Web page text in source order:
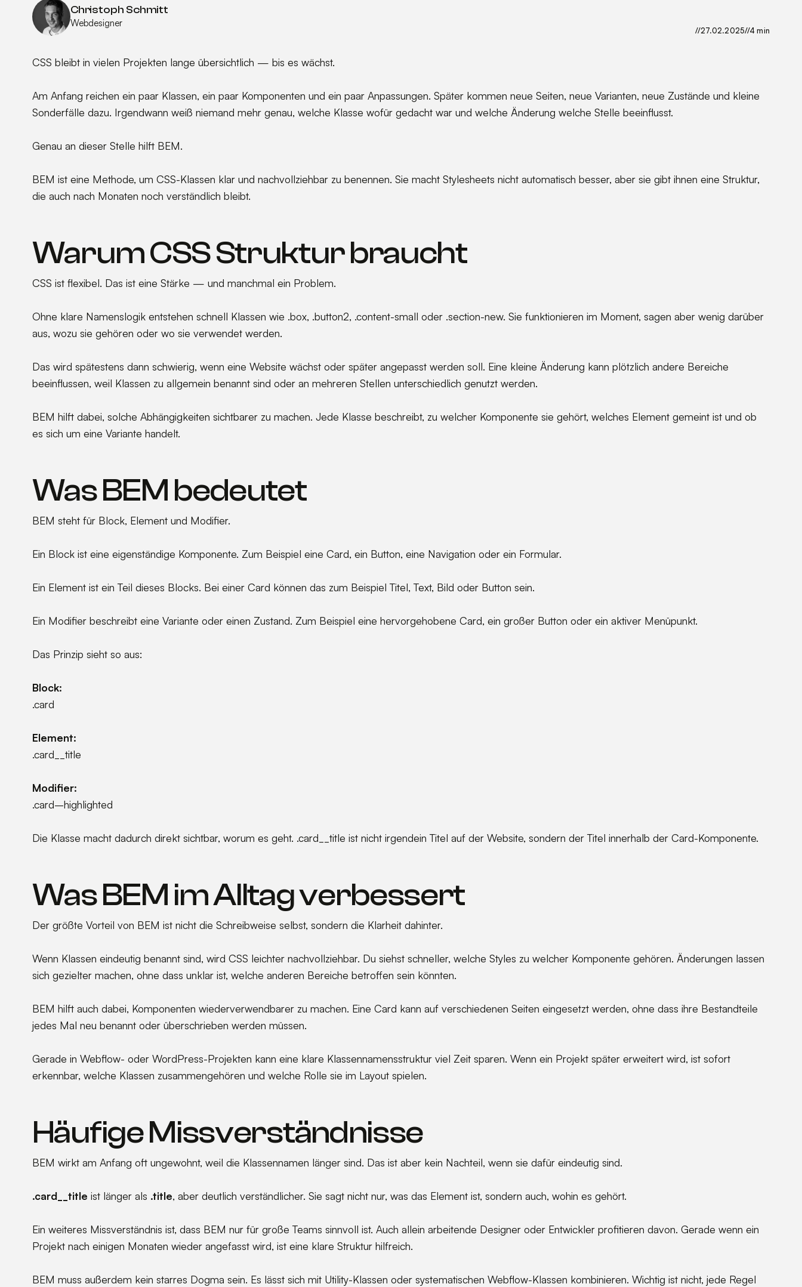
Christoph Schmitt
Webdesigner
//27.02.2025//4 min
CSS bleibt in vielen Projekten lange übersichtlich — bis es wächst.
Am Anfang reichen ein paar Klassen, ein paar Komponenten und ein paar Anpassungen. Später kommen neue Seiten, neue Varianten, neue Zustände und kleine
Sonderfälle dazu. Irgendwann weiß niemand mehr genau, welche Klasse wofür gedacht war und welche Änderung welche Stelle beeinflusst.
Genau an dieser Stelle hilft BEM.
BEM ist eine Methode, um CSS-Klassen klar und nachvollziehbar zu benennen. Sie macht Stylesheets nicht automatisch besser, aber sie gibt ihnen eine Struktur,
die auch nach Monaten noch verständlich bleibt.
Warum CSS Struktur braucht
CSS ist flexibel. Das ist eine Stärke — und manchmal ein Problem.
Ohne klare Namenslogik entstehen schnell Klassen wie .box, .button2, .content-small oder .section-new. Sie funktionieren im Moment, sagen aber wenig darüber
aus, wozu sie gehören oder wo sie verwendet werden.
Das wird spätestens dann schwierig, wenn eine Website wächst oder später angepasst werden soll. Eine kleine Änderung kann plötzlich andere Bereiche
beeinflussen, weil Klassen zu allgemein benannt sind oder an mehreren Stellen unterschiedlich genutzt werden.
BEM hilft dabei, solche Abhängigkeiten sichtbarer zu machen. Jede Klasse beschreibt, zu welcher Komponente sie gehört, welches Element gemeint ist und ob
es sich um eine Variante handelt.
Was BEM bedeutet
BEM steht für Block, Element und Modifier.
Ein Block ist eine eigenständige Komponente. Zum Beispiel eine Card, ein Button, eine Navigation oder ein Formular.
Ein Element ist ein Teil dieses Blocks. Bei einer Card können das zum Beispiel Titel, Text, Bild oder Button sein.
Ein Modifier beschreibt eine Variante oder einen Zustand. Zum Beispiel eine hervorgehobene Card, ein großer Button oder ein aktiver Menüpunkt.
Das Prinzip sieht so aus:
Block:
.card
Element:
.card__title
Modifier:
.card–highlighted
Die Klasse macht dadurch direkt sichtbar, worum es geht. .card__title ist nicht irgendein Titel auf der Website, sondern der Titel innerhalb der Card-Komponente.
Was BEM im Alltag verbessert
Der größte Vorteil von BEM ist nicht die Schreibweise selbst, sondern die Klarheit dahinter.
Wenn Klassen eindeutig benannt sind, wird CSS leichter nachvollziehbar. Du siehst schneller, welche Styles zu welcher Komponente gehören. Änderungen lassen
sich gezielter machen, ohne dass unklar ist, welche anderen Bereiche betroffen sein könnten.
BEM hilft auch dabei, Komponenten wiederverwendbarer zu machen. Eine Card kann auf verschiedenen Seiten eingesetzt werden, ohne dass ihre Bestandteile
jedes Mal neu benannt oder überschrieben werden müssen.
Gerade in Webflow- oder WordPress-Projekten kann eine klare Klassennamensstruktur viel Zeit sparen. Wenn ein Projekt später erweitert wird, ist sofort
erkennbar, welche Klassen zusammengehören und welche Rolle sie im Layout spielen.
Häufige Missverständnisse
BEM wirkt am Anfang oft ungewohnt, weil die Klassennamen länger sind. Das ist aber kein Nachteil, wenn sie dafür eindeutig sind.
.card__title ist länger als .title, aber deutlich verständlicher. Sie sagt nicht nur, was das Element ist, sondern auch, wohin es gehört.
Ein weiteres Missverständnis ist, dass BEM nur für große Teams sinnvoll ist. Auch allein arbeitende Designer oder Entwickler profitieren davon. Gerade wenn ein
Projekt nach einigen Monaten wieder angefasst wird, ist eine klare Struktur hilfreich.
BEM muss außerdem kein starres Dogma sein. Es lässt sich mit Utility-Klassen oder systematischen Webflow-Klassen kombinieren. Wichtig ist nicht, jede Regel